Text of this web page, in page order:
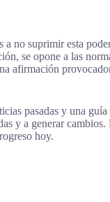
no suprimir esta
se opone a las
afirmación
pasadas y una
y a generar
hoy.